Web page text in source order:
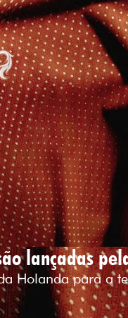
lançadas
Holanda para a